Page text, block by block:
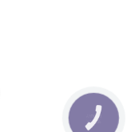
КНОПКА
ЗВ'ЯЗКУ